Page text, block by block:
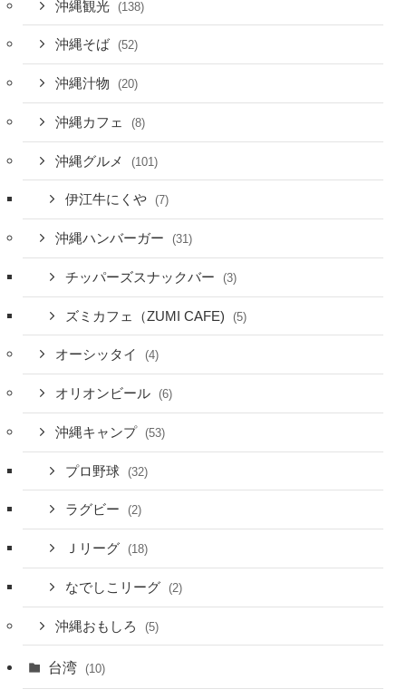
沖縄観光 (138)
沖縄そば (52)
沖縄汁物 (20)
沖縄カフェ (8)
沖縄グルメ (101)
伊江牛にくや (7)
沖縄ハンバーガー (31)
チッパーズスナックバー (3)
ズミカフェ（ZUMI CAFE) (5)
オーシッタイ (4)
オリオンビール (6)
沖縄キャンプ (53)
プロ野球 (32)
ラグビー (2)
Ｊリーグ (18)
なでしこリーグ (2)
沖縄おもしろ (5)
台湾 (10)